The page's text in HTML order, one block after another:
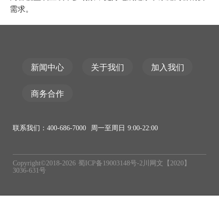
需求。
新闻中心 关于我们 加入我们
商务合作
联系我们：400-686-7000 周一至周日 9:00-22:00
Copyright©2018-2026 蜀ICP备19003148号-2 川网文【2020】
3036-631号